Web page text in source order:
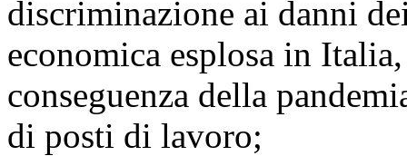
discriminazione ai danni
economica esplosa in
conseguenza della
di posti di lavoro;